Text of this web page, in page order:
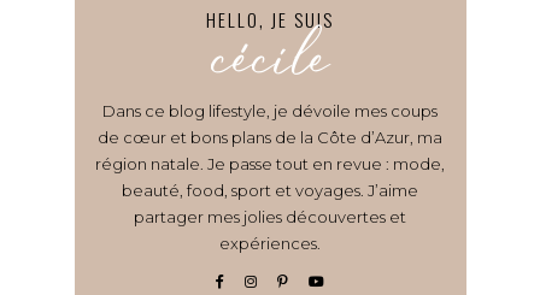
HELLO, JE SUIS
cécile
Dans ce blog lifestyle, je dévoile mes coups
de cœur et bons plans de la Côte d’Azur, ma
région natale. Je passe tout en revue : mode,
beauté, food, sport et voyages. J’aime
partager mes jolies découvertes et
expériences.